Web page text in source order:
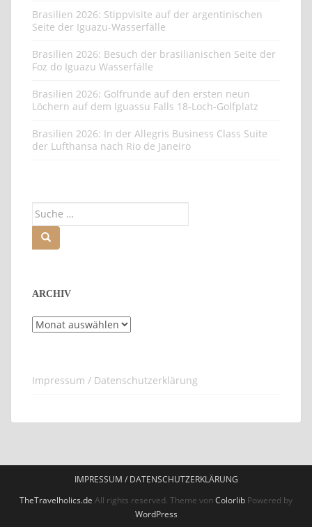
Brasilien 2026: Stippvisite auf der argentinischen
Seite der Iguazu-Wasserfälle
Brasilien 2026: Besuch der brasilianischen Seite der
Foz do Iguazu Wasserfälle
Brasilien 2026: Golfrunde auf den ersten neun
Löchern auf dem Iguassu Falls 18-Loch-Golfplatz
Brasilien 2026: In der Allegris Business Class Suite
der Lufthansa nach Rio de Janeiro
ARCHIV
Archiv
Impressum / Datenschutzerklärung
IMPRESSUM / DATENSCHUTZERKLÄRUNG
TheTravelholics.de All rights reserved. Theme von Colorlib Powered by
WordPress